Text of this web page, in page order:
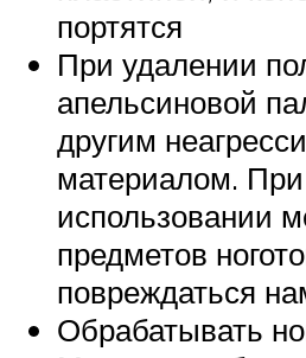
портятся
При удалении
апельсиновой
другим
материалом. При
использовании
предметов
повреждаться
Обрабатывать